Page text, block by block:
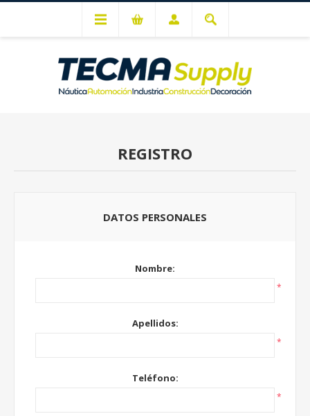
REGISTRO
DATOS PERSONALES
Nombre:
*
Apellidos:
*
Teléfono:
*